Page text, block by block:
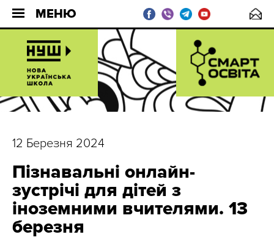
МЕНЮ
12 Березня 2024
Пізнавальні онлайн-
зустрічі для дітей з
іноземними вчителями. 13
березня